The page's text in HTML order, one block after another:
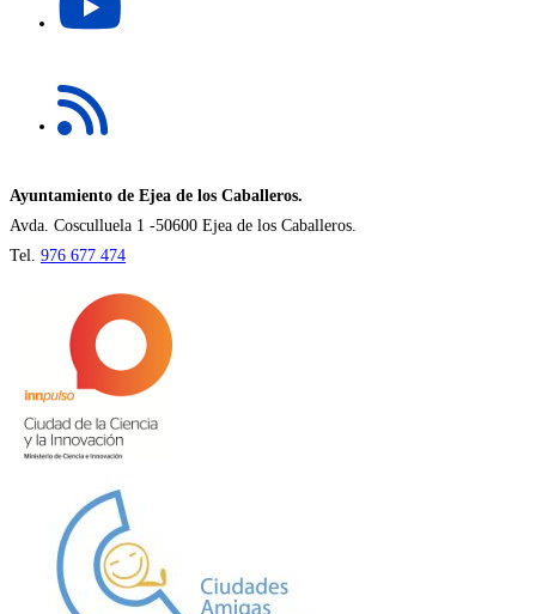
pestaña
en
nueva
pestaña
Ayuntamiento de Ejea de los Caballeros.
Avda. Cosculluela 1 -50600 Ejea de los Caballeros.
Tel. 976 677 474